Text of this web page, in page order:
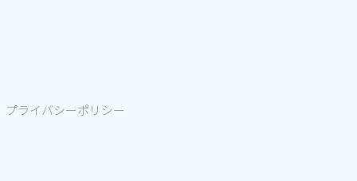
プライバシーポリシー